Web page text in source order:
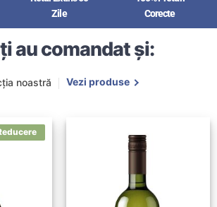
Zile
Corecte
au comandat și:
noastră Vezi produse